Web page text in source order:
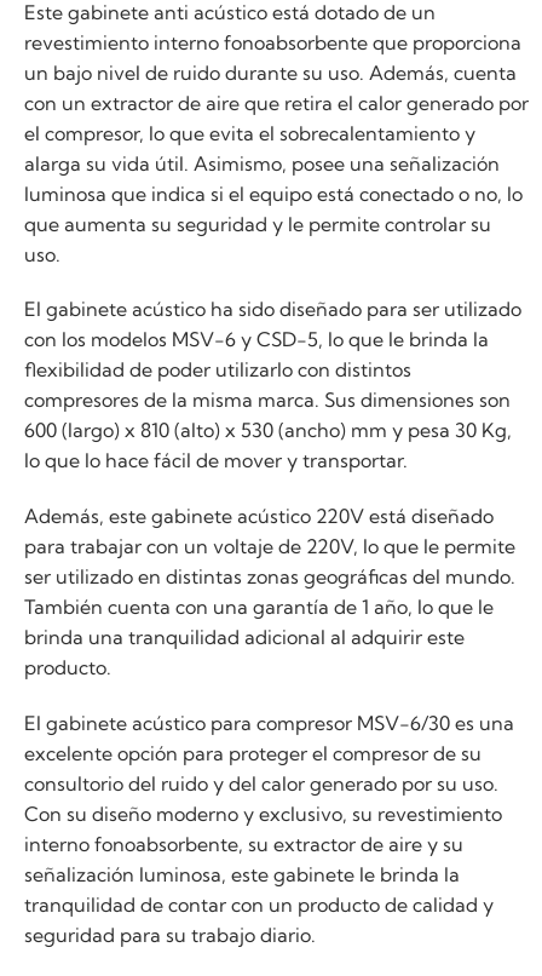
Este gabinete anti acústico está dotado de un
revestimiento interno fonoabsorbente que proporciona
un bajo nivel de ruido durante su uso. Además, cuenta
con un extractor de aire que retira el calor generado por
el compresor, lo que evita el sobrecalentamiento y
alarga su vida útil. Asimismo, posee una señalización
luminosa que indica si el equipo está conectado o no, lo
que aumenta su seguridad y le permite controlar su
uso.
El gabinete acústico ha sido diseñado para ser utilizado
con los modelos MSV-6 y CSD-5, lo que le brinda la
flexibilidad de poder utilizarlo con distintos
compresores de la misma marca. Sus dimensiones son
600 (largo) x 810 (alto) x 530 (ancho) mm y pesa 30 Kg,
lo que lo hace fácil de mover y transportar.
Además, este gabinete acústico 220V está diseñado
para trabajar con un voltaje de 220V, lo que le permite
ser utilizado en distintas zonas geográficas del mundo.
También cuenta con una garantía de 1 año, lo que le
brinda una tranquilidad adicional al adquirir este
producto.
El gabinete acústico para compresor MSV-6/30 es una
excelente opción para proteger el compresor de su
consultorio del ruido y del calor generado por su uso.
Con su diseño moderno y exclusivo, su revestimiento
interno fonoabsorbente, su extractor de aire y su
señalización luminosa, este gabinete le brinda la
tranquilidad de contar con un producto de calidad y
seguridad para su trabajo diario.